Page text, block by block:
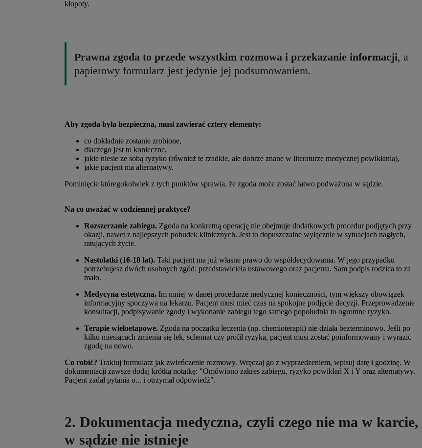
kłopoty.
Prawna zgoda to przede wszystkim rozmowa i przekazanie informacji, a
papierowy formularz jest jedynie jej podsumowaniem.
Aby zgoda była bezpieczna, musi zawierać cztery elementy:
co dokładnie zostanie zrobione,
dlaczego jest to konieczne,
jakie niesie ze sobą ryzyko (również te rzadkie, ale dobrze znane w literaturze medycznej powikłania),
jakie pacjent ma alternatywy.
Pominięcie któregokolwiek z tych punktów sprawia, że zgoda może zostać łatwo podważona w sądzie.
Na co uważać w codziennej praktyce?
Rozszerzanie zabiegu. Zgoda na konkretną operację nie obejmuje dodatkowych procedur podjętych przy
okazji, nawet z najlepszych pobudek klinicznych. Jest to dopuszczalne wyłącznie w sytuacjach nagłych,
ratujących życie.
Nastolatki (16-18 lat). Taki pacjent ma już własne prawo do współdecydowania. W jego przypadku
potrzebujesz dwóch osobnych zgód: przedstawiciela ustawowego oraz pacjenta. Sam podpis rodzica to za
mało.
Medycyna estetyczna. Im mniej w danej procedurze medycznej konieczności, tym większy obowiązek
informacyjny spoczywa na lekarzu. Pacjent musi mieć czas na spokojne podjęcie decyzji. Przeprowadzenie
konsultacji, podpisywanie zgody i wykonanie zabiegu tego samego popołudnia to ogromne ryzyko.
Terapie wieloetapowe. Zgoda na początku leczenia (np. chemioterapii) nie działa bezterminowo. Jeśli po
kilku miesiącach zmienia się lek, schemat czy profil ryzyka, pacjent musi zostać poinformowany i wyrazić
zgodę na nowo.
Co robić? Traktuj formularz jak zwieńczenie rozmowy. Wręczaj go z wyprzedzeniem, wpisuj datę i godzinę. W
dokumentacji zawsze dodaj krótką notatkę: "Omówiono zakres zabiegu, ryzyko powikłań X i Y oraz alternatywy.
Pacjent zadał pytania o... i otrzymał odpowiedź".
2. Dokumentacja medyczna, czyli czego nie ma w karcie,
w sądzie nie istnieje